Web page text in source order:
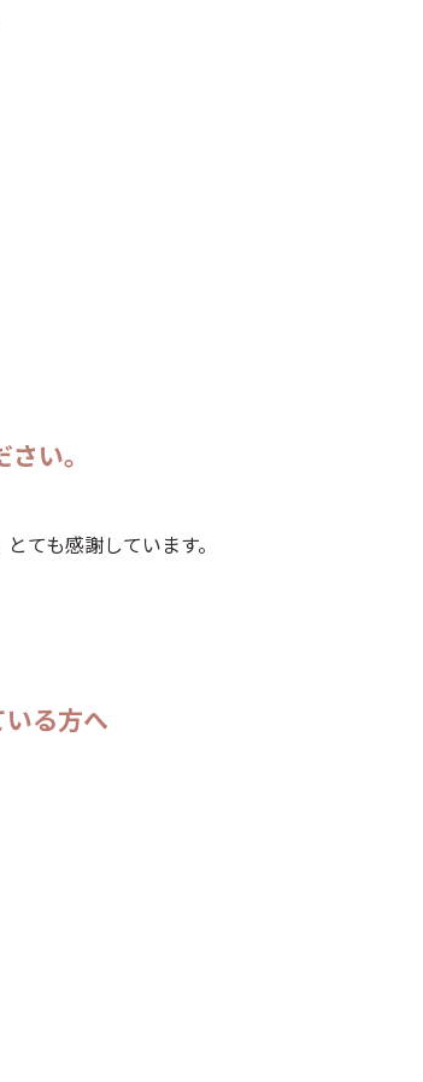
い。
ても感謝しています。
いる方へ